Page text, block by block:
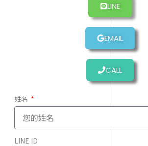
LINE
EMAIL
CALL
姓名
LINE ID